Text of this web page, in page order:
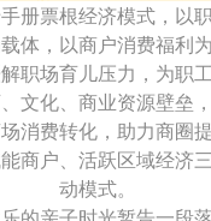
册票根经济模式，以
体，以商户消费福利
职场育儿压力，为职
文化、商业资源壁垒
消费转化，助力商圈
商户、活跃区域经济
动模式。